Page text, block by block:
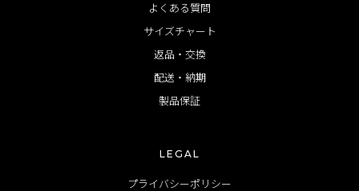
よくある質問
サイズチャート
返品・交換
配送・納期
製品保証
LEGAL
プライバシーポリシー